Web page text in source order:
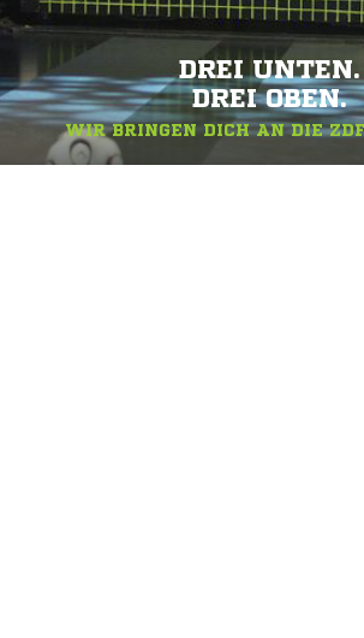
DREI UNTEN.
DREI OBEN.
WIR BRINGEN DICH AN DIE